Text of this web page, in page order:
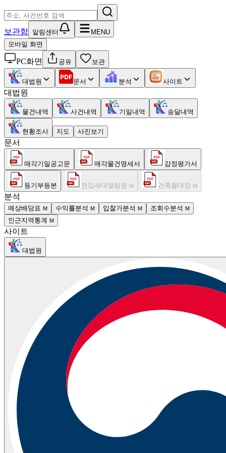
보관함 알림센터
MENU
모바일 화면
PC화면 공유 보관
대법원 문서 분석 사이트
대법원
물건내역 사건내역 기일내역 송달내역
현황조사 지도 사진보기
문서
매각기일공고문 매각물건명세서 감정평가서
등기부등본 전입세대열람원 M 건축물대장 M
분석
예상배당표 M 수익률분석 M 입찰가분석 M 조회수분석 M
인근지역통계 M
사이트
대법원